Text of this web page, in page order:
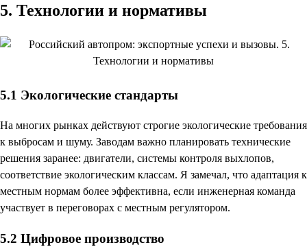
5. Технологии и нормативы
5.1 Экологические стандарты
На многих рынках действуют строгие экологические требования
к выбросам и шуму. Заводам важно планировать технические
решения заранее: двигатели, системы контроля выхлопов,
соответствие экологическим классам. Я замечал, что адаптация к
местным нормам более эффективна, если инженерная команда
участвует в переговорах с местным регулятором.
5.2 Цифровое производство